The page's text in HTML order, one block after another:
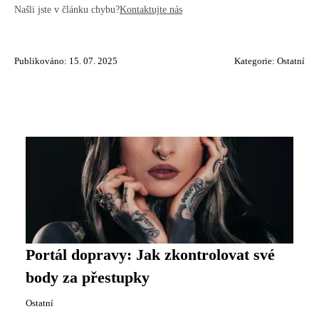
Našli jste v článku chybu?Kontaktujte nás
Publikováno: 15. 07. 2025 Kategorie: Ostatní
Portál dopravy: Jak zkontrolovat své
body za přestupky
Ostatní